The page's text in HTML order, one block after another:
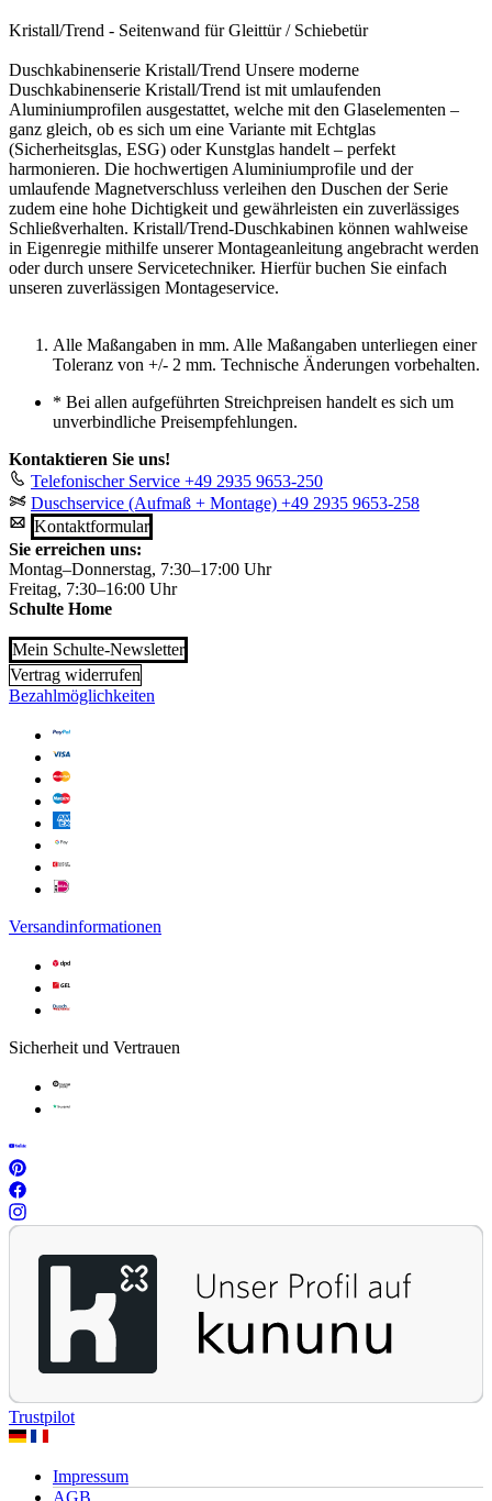
Kristall/Trend - Seitenwand für Gleittür / Schiebetür
Duschkabinenserie Kristall/Trend Unsere moderne
Duschkabinenserie Kristall/Trend ist mit umlaufenden
Aluminiumprofilen ausgestattet, welche mit den Glaselementen –
ganz gleich, ob es sich um eine Variante mit Echtglas
(Sicherheitsglas, ESG) oder Kunstglas handelt – perfekt
harmonieren. Die hochwertigen Aluminiumprofile und der
umlaufende Magnetverschluss verleihen den Duschen der Serie
zudem eine hohe Dichtigkeit und gewährleisten ein zuverlässiges
Schließverhalten. Kristall/Trend-Duschkabinen können wahlweise
in Eigenregie mithilfe unserer Montageanleitung angebracht werden
oder durch unsere Servicetechniker. Hierfür buchen Sie einfach
unseren zuverlässigen Montageservice.
Alle Maßangaben in mm. Alle Maßangaben unterliegen einer
Toleranz von +/- 2 mm. Technische Änderungen vorbehalten.
* Bei allen aufgeführten Streichpreisen handelt es sich um
unverbindliche Preisempfehlungen.
Kontaktieren Sie uns!
Telefonischer Service +49 2935 9653-250
Duschservice (Aufmaß + Montage) +49 2935 9653-258
Kontaktformular
Sie erreichen uns:
Montag–Donnerstag, 7:30–17:00 Uhr
Freitag, 7:30–16:00 Uhr
Schulte Home
Mein Schulte-Newsletter
Vertrag widerrufen
Bezahlmöglichkeiten
Versandinformationen
Sicherheit und Vertrauen
Trustpilot
Impressum
AGB